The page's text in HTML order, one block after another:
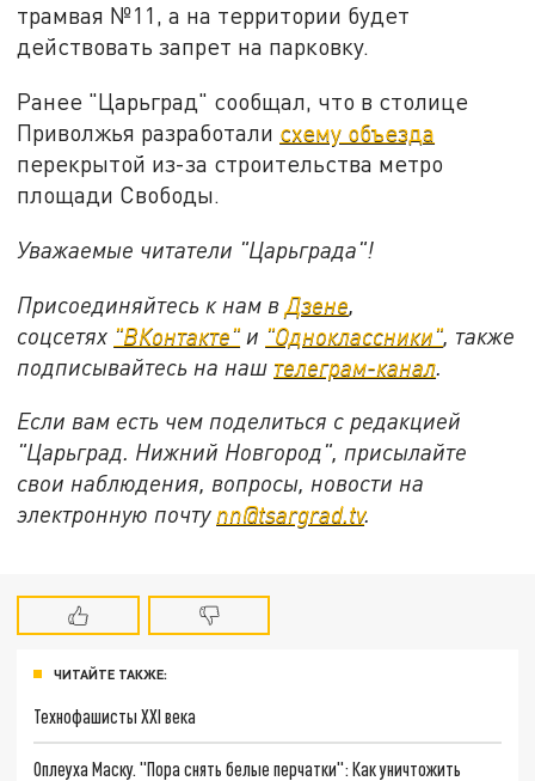
трамвая №11, а на территории будет
действовать запрет на парковку.
Ранее "Царьград" сообщал, что в столице
Приволжья разработали схему объезда
перекрытой из-за строительства метро
площади Свободы.
Уважаемые читатели "Царьграда"!
Присоединяйтесь к нам в Дзене
соцсетях "ВКонтакте" и "Одноклассники" также
подписывайтесь на наш телеграм-канал
Если вам есть чем поделиться с редакцией
"Царьград. Нижний Новгород", присылайте
свои наблюдения, вопросы, новости на
электронную почту nn@tsargrad.tv.
ЧИТАЙТЕ ТАКЖЕ:
Технофашисты XXI века
Оплеуха Маску. "Пора снять белые перчатки": Как уничтожить